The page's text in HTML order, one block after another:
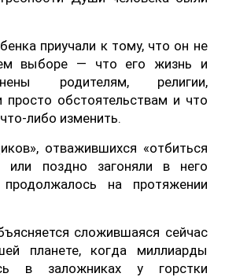
приучали к тому, что он не
выборе — что его жизнь и
родителям, религии,
просто обстоятельствам и что
либо изменить.
отважившихся «отбиться
или поздно загоняли в него
на протяжении
сложившаяся сейчас
планете, когда миллиарды
в заложниках у горстки